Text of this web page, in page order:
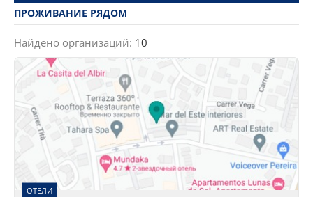
ПРОЖИВАНИЕ РЯДОМ
Найдено организаций: 10
ОТЕЛИ